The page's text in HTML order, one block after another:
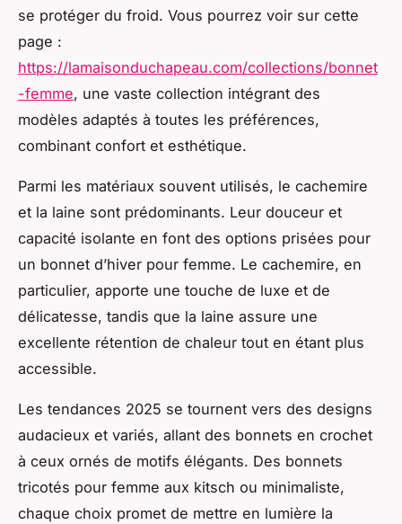
se protéger du froid. Vous pourrez voir sur cette
page :
https://lamaisonduchapeau.com/collections/bonnet
-femme, une vaste collection intégrant des
modèles adaptés à toutes les préférences,
combinant confort et esthétique.
Parmi les matériaux souvent utilisés, le cachemire
et la laine sont prédominants. Leur douceur et
capacité isolante en font des options prisées pour
un bonnet d’hiver pour femme. Le cachemire, en
particulier, apporte une touche de luxe et de
délicatesse, tandis que la laine assure une
excellente rétention de chaleur tout en étant plus
accessible.
Les tendances 2025 se tournent vers des designs
audacieux et variés, allant des bonnets en crochet
à ceux ornés de motifs élégants. Des bonnets
tricotés pour femme aux kitsch ou minimaliste,
chaque choix promet de mettre en lumière la